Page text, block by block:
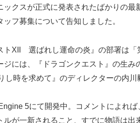
ックスが正式に発表されたばかりの最
ッフ募集について告知しました。
トXII 選ばれし運命の炎』の部署は
ジには、『ドラゴンクエスト』の生み
し時を求めて』のディレクターの内川
5にて開発中。コメントによれ
ルが一新されること、すでに物語は